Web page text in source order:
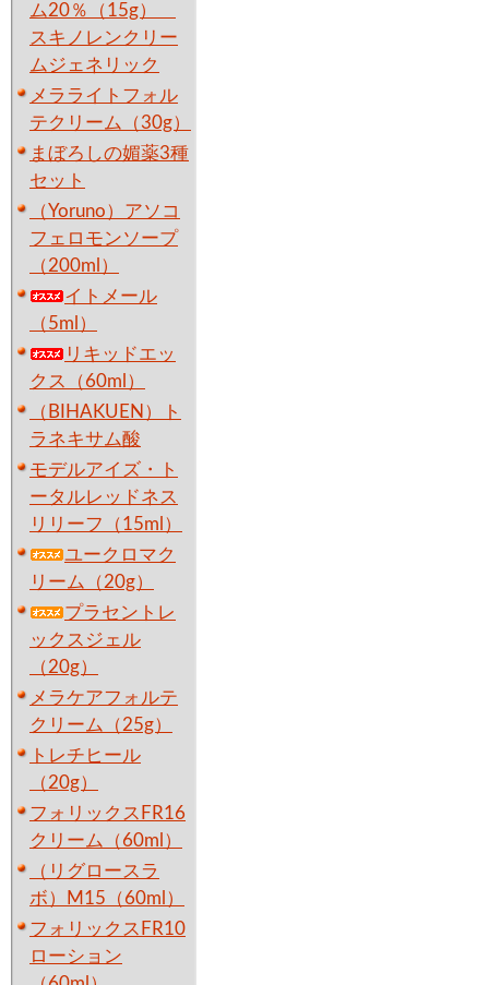
ム20％（15g）
スキノレンクリー
ムジェネリック
メラライトフォル
テクリーム（30g）
まぼろしの媚薬3種
セット
（Yoruno）アソコ
フェロモンソープ
（200ml）
イトメール
（5ml）
リキッドエッ
クス（60ml）
（BIHAKUEN）ト
ラネキサム酸
モデルアイズ・ト
ータルレッドネス
リリーフ（15ml）
ユークロマク
リーム（20g）
プラセントレ
ックスジェル
（20g）
メラケアフォルテ
クリーム（25g）
トレチヒール
（20g）
フォリックスFR16
クリーム（60ml）
（リグロースラ
ボ）M15（60ml）
フォリックスFR10
ローション